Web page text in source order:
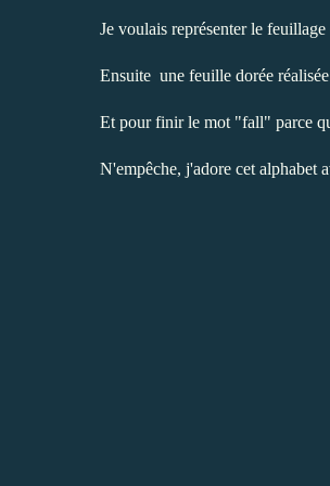
Je voulais représenter le
Ensuite une feuille dorée
Et pour finir le mot "fall" parce
N'empêche, j'adore cet alphabet